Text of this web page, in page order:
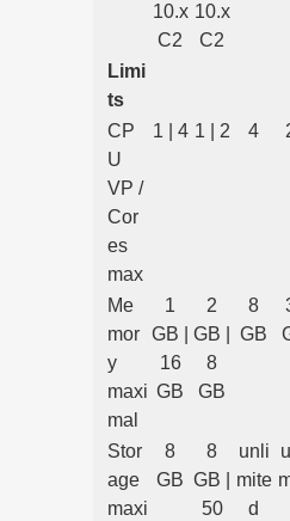
10.x
C2
10.x
C2
Limi
ts
CP
U
VP /
Cor
es
max
1 | 4 1 | 2 4
Me
mor
y
maxi
mal
1
GB |
16
GB
2
GB |
8
GB
8
GB
Stor
age
maxi
8
GB
8
GB |
50
unli
mite
d